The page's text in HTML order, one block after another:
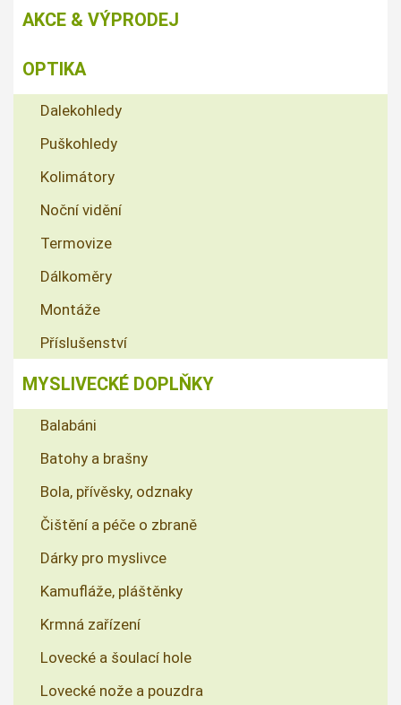
AKCE & VÝPRODEJ
OPTIKA
Dalekohledy
Puškohledy
Kolimátory
Noční vidění
Termovize
Dálkoměry
Montáže
Příslušenství
MYSLIVECKÉ DOPLŇKY
Balabáni
Batohy a brašny
Bola, přívěsky, odznaky
Čištění a péče o zbraně
Dárky pro myslivce
Kamufláže, pláštěnky
Krmná zařízení
Lovecké a šoulací hole
Lovecké nože a pouzdra